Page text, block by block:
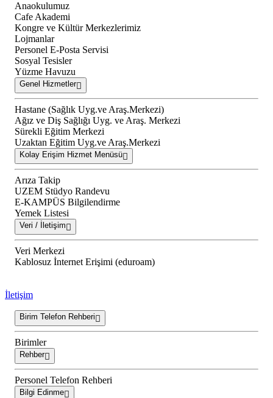
Anaokulumuz
Cafe Akademi
Kongre ve Kültür Merkezlerimiz
Lojmanlar
Personel E-Posta Servisi
Sosyal Tesisler
Yüzme Havuzu
Genel Hizmetler
Hastane (Sağlık Uyg.ve Araş.Merkezi)
Ağız ve Diş Sağlığı Uyg. ve Araş. Merkezi
Sürekli Eğitim Merkezi
Uzaktan Eğitim Uyg.ve Araş.Merkezi
Kolay Erişim Hizmet Menüsü
Arıza Takip
UZEM Stüdyo Randevu
E-KAMPÜS Bilgilendirme
Yemek Listesi
Veri / İletişim
Veri Merkezi
Kablosuz İnternet Erişimi (eduroam)
İletişim
Birim Telefon Rehberi
Birimler
Rehber
Personel Telefon Rehberi
Bilgi Edinme